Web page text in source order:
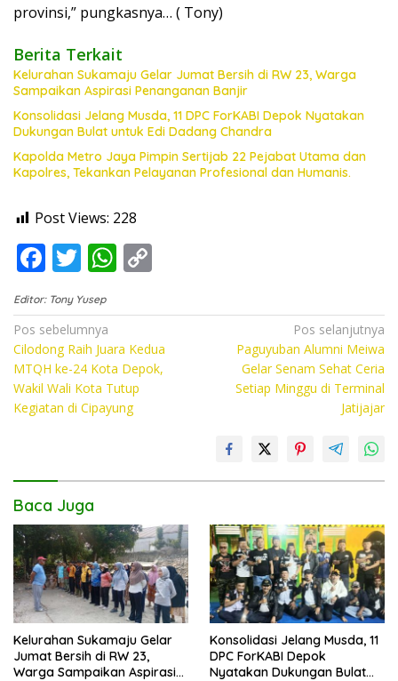
provinsi,” pungkasnya… ( Tony)
Berita Terkait
Kelurahan Sukamaju Gelar Jumat Bersih di RW 23, Warga
Sampaikan Aspirasi Penanganan Banjir
Konsolidasi Jelang Musda, 11 DPC ForKABI Depok Nyatakan
Dukungan Bulat untuk Edi Dadang Chandra
Kapolda Metro Jaya Pimpin Sertijab 22 Pejabat Utama dan
Kapolres, Tekankan Pelayanan Profesional dan Humanis.
Post Views: 228
F
ac
e
b
o
o
T
w
itt
er
W
at
s
A
p
p
p
y
Li
Editor: Tony Yusep
Navigasi
pos
Pos sebelumnya
Cilodong Raih Juara Kedua
MTQH ke-24 Kota Depok,
Wakil Wali Kota Tutup
Kegiatan di Cipayung
Pos selanjutnya
Paguyuban Alumni Meiwa
Gelar Senam Sehat Ceria
Setiap Minggu di Terminal
Jatijajar
Baca Juga
Kelurahan Sukamaju Gelar
Jumat Bersih di RW 23,
Warga Sampaikan Aspirasi
Konsolidasi Jelang Musda, 11
DPC ForKABI Depok
Nyatakan Dukungan Bulat